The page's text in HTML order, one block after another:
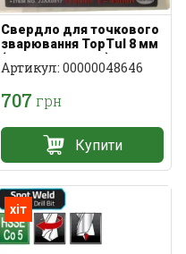
Свердло для точкового
зварювання TopTul 8 мм
(пласка заточка)
Артикул: 00000048646
707 грн
Купити
хіт